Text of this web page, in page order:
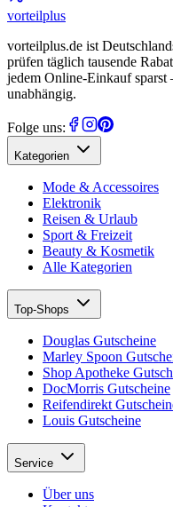
vorteilplus
vorteilplus.de ist
prüfen täglich tausende
jedem Online-Einkauf
unabhängig.
Folge uns:
Kategorien
Mode & Accessoires
Elektronik
Reisen & Urlaub
Sport & Freizeit
Beauty & Kosmetik
Alle Kategorien
Top-Shops
Douglas Gutscheine
Marley Spoon
Shop Apotheke
DocMorris Gutscheine
Reifendirekt
Louis Gutscheine
Service
Über uns